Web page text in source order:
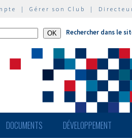
| Gérer son Club |
Rechercher dans le
DOCUMENTS DÉVELOPPEMENT